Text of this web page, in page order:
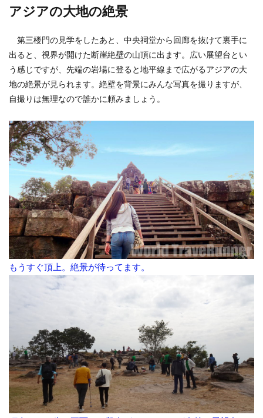
アジアの大地の絶景
第三楼門の見学をしたあと、中央祠堂から回廊を抜けて裏手に
出ると、視界が開けた断崖絶壁の山頂に出ます。広い展望台とい
う感じですが、先端の岩場に登ると地平線まで広がるアジアの大
地の絶景が見られます。絶壁を背景にみんな写真を撮りますが、
自撮りは無理なので誰かに頼みましょう。
もうすぐ頂上。絶景が待ってます。